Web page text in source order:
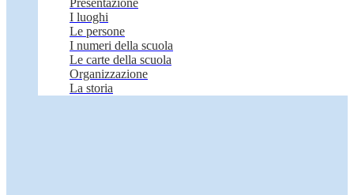
Presentazione
I luoghi
Le persone
I numeri della scuola
Le carte della scuola
Organizzazione
La storia